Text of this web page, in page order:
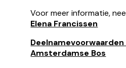
Voor meer informatie,
Elena Francissen
Amsterdamse Bos